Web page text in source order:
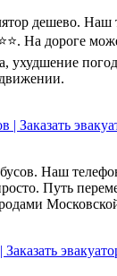
дешево. Наш
На дороге
ухудшение
| Заказать
Наш
Путь